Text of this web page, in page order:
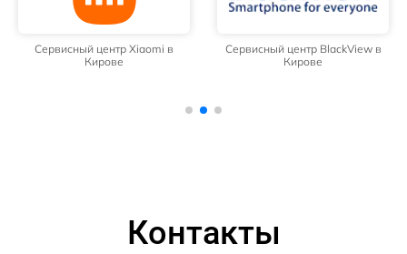
Сервисный центр Xiaomi в
Кирове
Сервисный центр BlackView в
Кирове
Контакты